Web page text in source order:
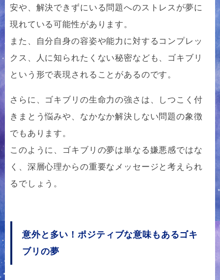
安や、解決できずにいる問題へのストレスが夢に
現れている可能性があります。
また、自分自身の容姿や能力に対するコンプレッ
クス、人に知られたくない秘密なども、ゴキブリ
という形で表現されることがあるのです。
さらに、ゴキブリの生命力の強さは、しつこく付
きまとう悩みや、なかなか解決しない問題の象徴
でもあります。
このように、ゴキブリの夢は単なる嫌悪感ではな
く、深層心理からの重要なメッセージと考えられ
るでしょう。
意外と多い！ポジティブな意味もあるゴキ
ブリの夢